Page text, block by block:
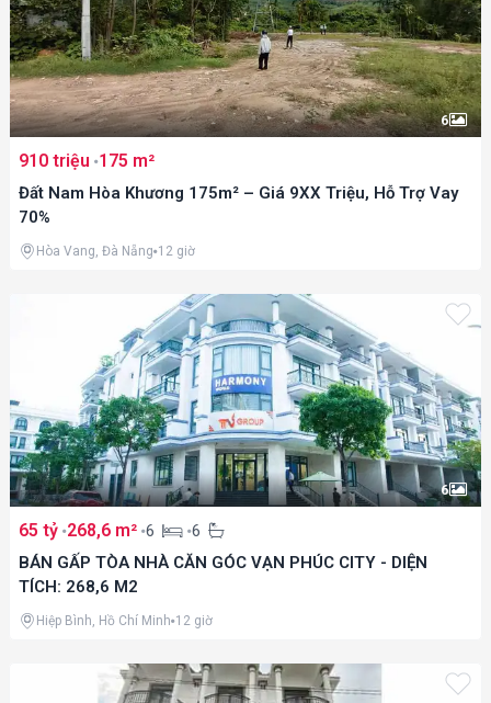
6
910 triệu 175 m²
Đất Nam Hòa Khương 175m² – Giá 9XX Triệu, Hỗ Trợ Vay
70%
Hòa Vang, Đà Nẵng 12 giờ
6
65 tỷ 268,6 m² 6
6
BÁN GẤP TÒA NHÀ CĂN GÓC VẠN PHÚC CITY - DIỆN
TÍCH: 268,6 M2
Hiệp Bình, Hồ Chí Minh 12 giờ